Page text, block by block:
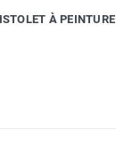
À PEINTURE